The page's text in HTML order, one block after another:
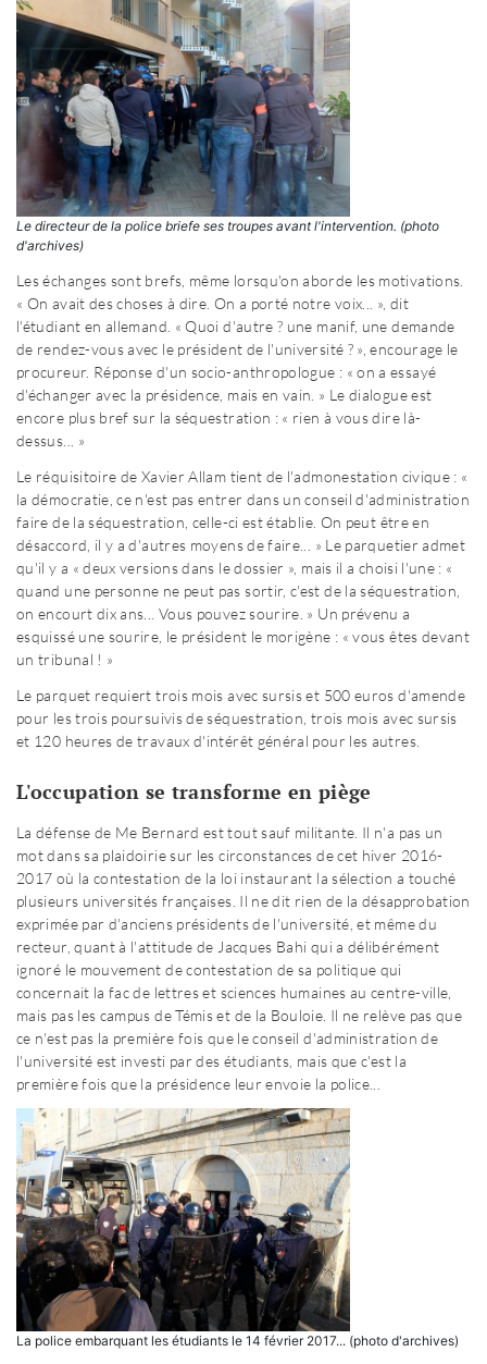
Le directeur de la police briefe ses troupes avant l'intervention. (photo
d'archives)
Les échanges sont brefs, même lorsqu'on aborde les motivations.
« On avait des choses à dire. On a porté notre voix... », dit
l'étudiant en allemand. « Quoi d'autre ? une manif, une demande
de rendez-vous avec le président de l'université ? », encourage le
procureur. Réponse d'un socio-anthropologue : « on a essayé
d'échanger avec la présidence, mais en vain. » Le dialogue est
encore plus bref sur la séquestration : « rien à vous dire là-
dessus... »
Le réquisitoire de Xavier Allam tient de l'admonestation civique : «
la démocratie, ce n'est pas entrer dans un conseil d'administration
faire de la séquestration, celle-ci est établie. On peut être en
désaccord, il y a d'autres moyens de faire... » Le parquetier admet
qu'il y a « deux versions dans le dossier », mais il a choisi l'une : «
quand une personne ne peut pas sortir, c'est de la séquestration,
on encourt dix ans... Vous pouvez sourire. » Un prévenu a
esquissé une sourire, le président le morigène : « vous êtes devant
un tribunal ! »
Le parquet requiert trois mois avec sursis et 500 euros d'amende
pour les trois poursuivis de séquestration, trois mois avec sursis
et 120 heures de travaux d'intérêt général pour les autres.
L'occupation se transforme en piège
La défense de Me Bernard est tout sauf militante. Il n'a pas un
mot dans sa plaidoirie sur les circonstances de cet hiver 2016-
2017 où la contestation de la loi instaurant la sélection a touché
plusieurs universités françaises. Il ne dit rien de la désapprobation
exprimée par d'anciens présidents de l'université, et même du
recteur, quant à l'attitude de Jacques Bahi qui a délibérément
ignoré le mouvement de contestation de sa politique qui
concernait la fac de lettres et sciences humaines au centre-ville,
mais pas les campus de Témis et de la Bouloie. Il ne relève pas que
ce n'est pas la première fois que le conseil d'administration de
l'université est investi par des étudiants, mais que c'est la
première fois que la présidence leur envoie la police...
La police embarquant les étudiants le 14 février 2017... (photo d'archives)